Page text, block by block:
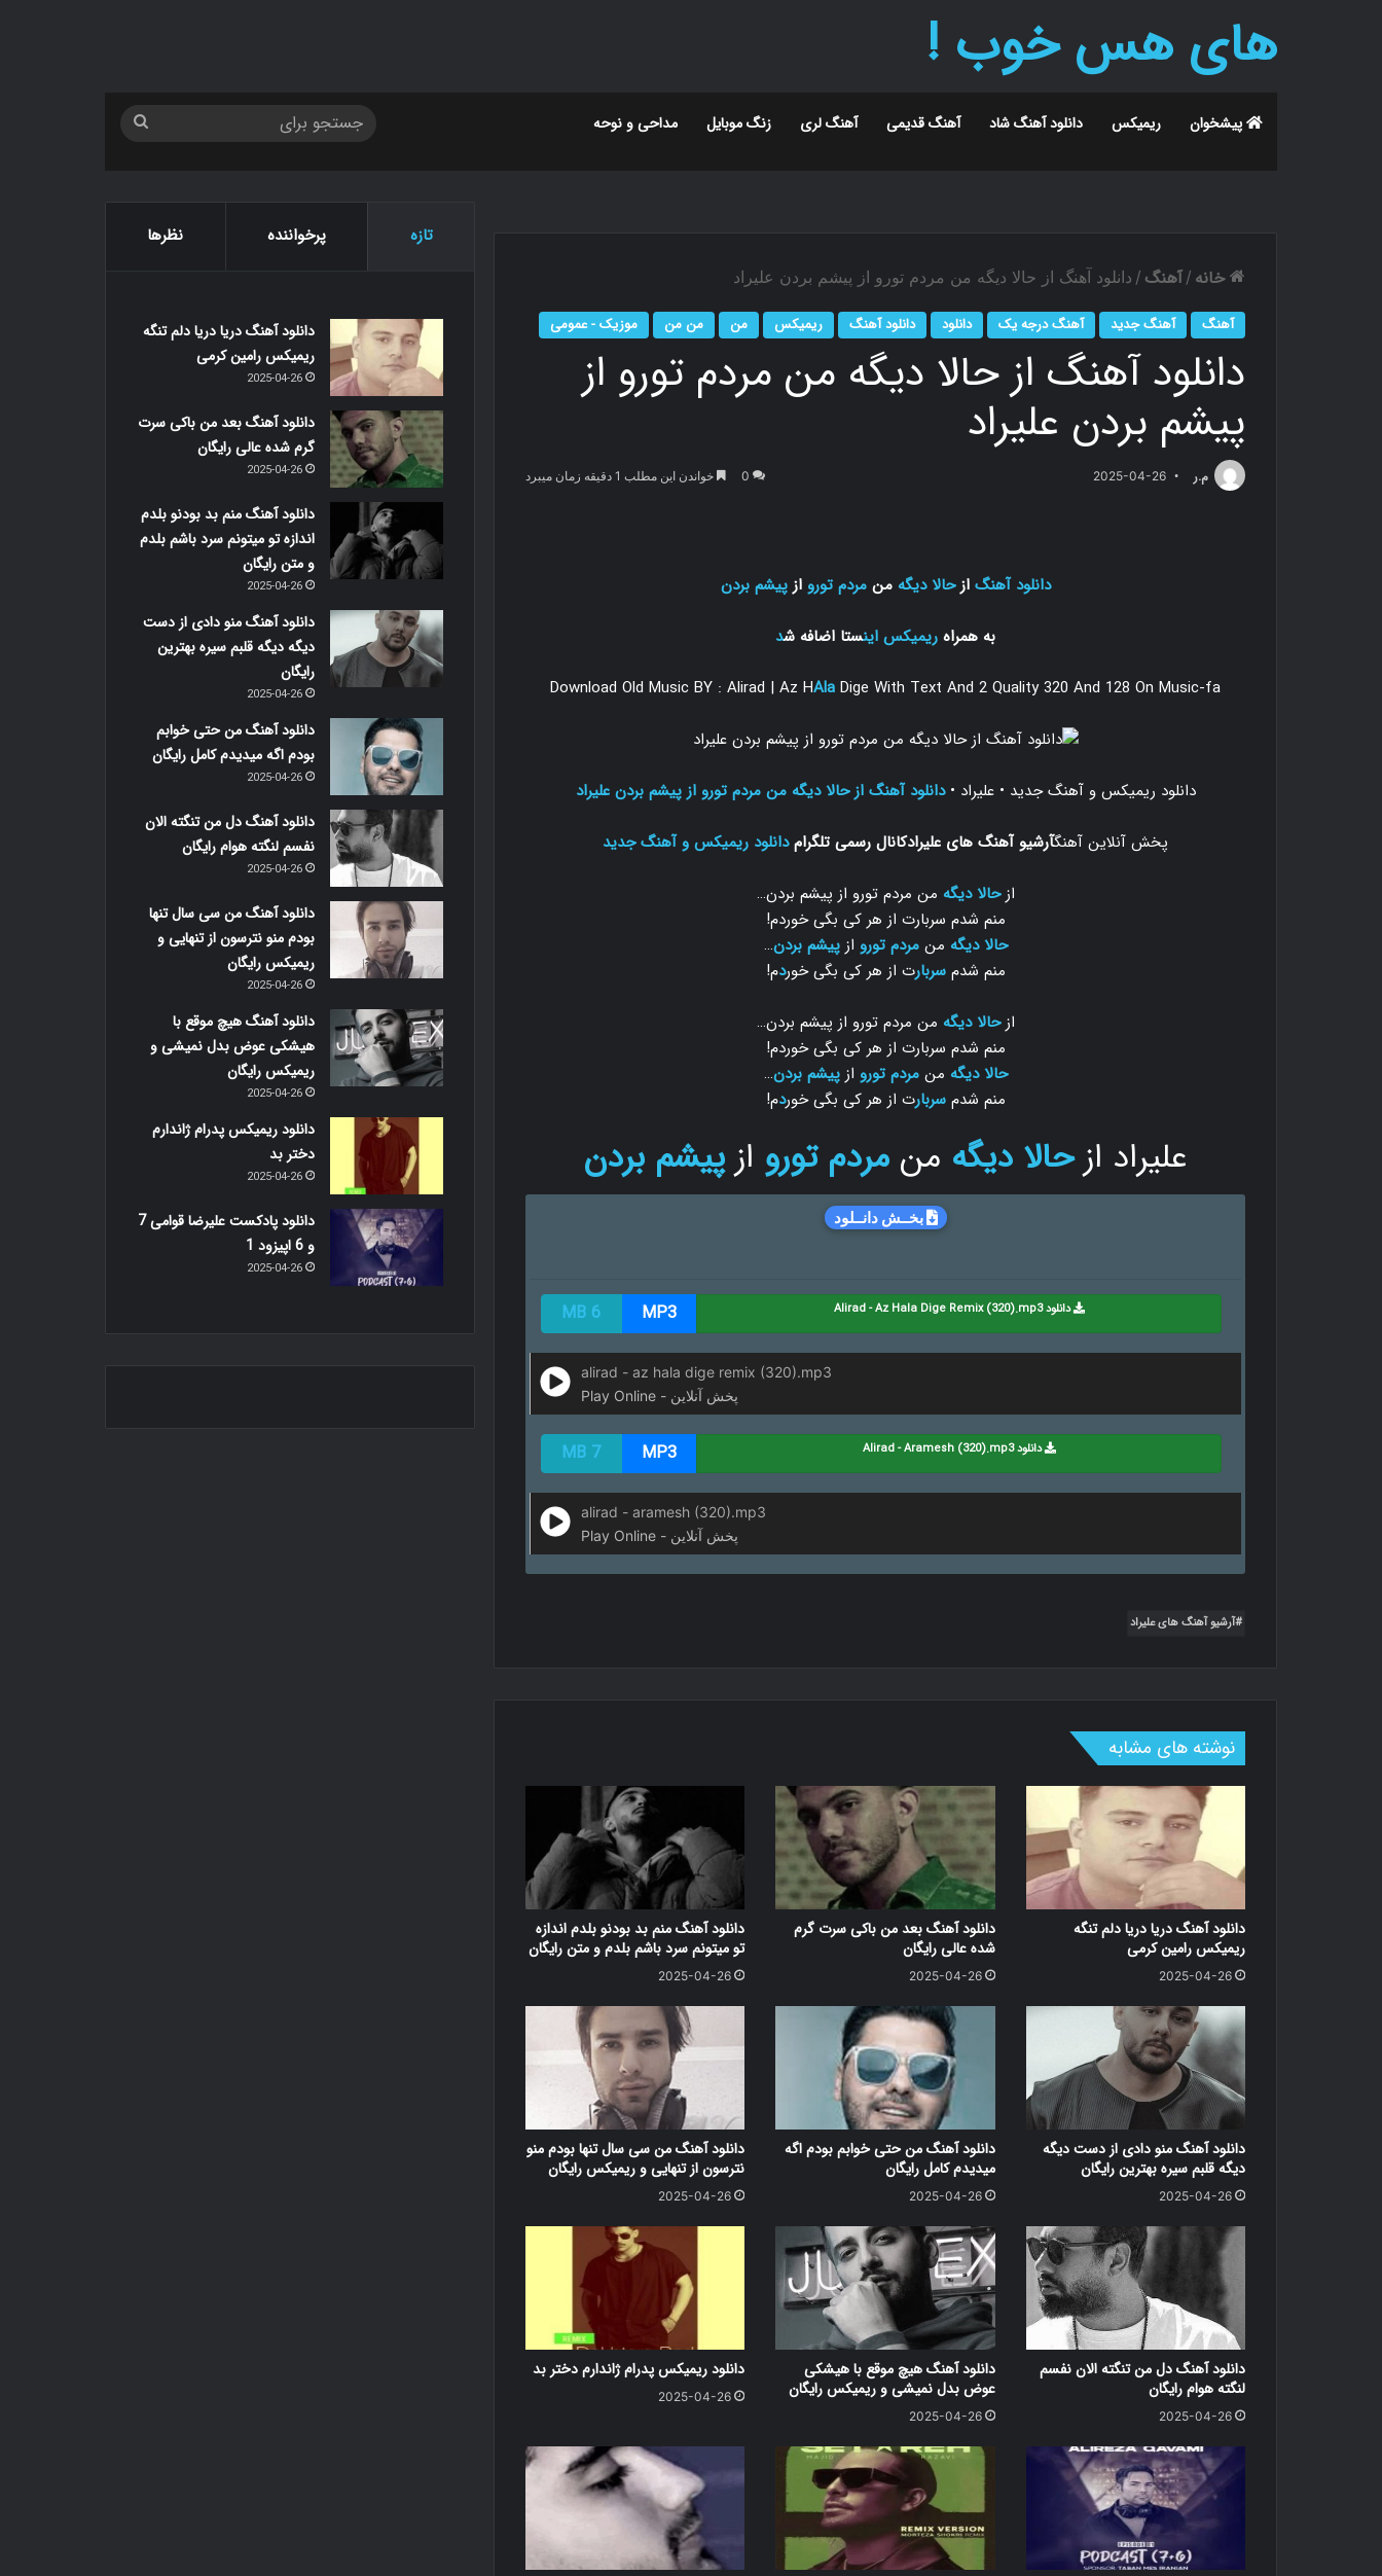
های هس خوب !
پیشخوان ریمیکس دانلود آهنگ شاد آهنگ قدیمی آهنگ لری زنگ موبایل مداحی و نوحه
خانه / آهنگ / دانلود آهنگ از حالا دیگه من مردم تورو از پیشم بردن علیراد
آهنگ آهنگ جدید آهنگ درجه یک دانلود دانلود آهنگ ریمیکس من من من موزیک - عمومی
دانلود آهنگ از حالا دیگه من مردم تورو از
پیشم بردن علیراد
م.ر 2025-04-26
0 خواندن این مطلب 1 دقیقه زمان میبرد
دانلود آهنگ ازحالا دیگه منمردم تورو ازپیشم بردن
به همراه ریمیکس اینستا اضافه شد
Download Old Music BY : Alirad | Az HAla Dige With Text And 2 Quality 320 And 128 On Music-fa
دانلود ریمیکس و آهنگ جدید •علیراد •دانلود آهنگ از حالا دیگه من مردم تورو از پیشم بردن علیراد
پخش آنلاین آهنگآرشیو آهنگ های علیرادکانال رسمی تلگرامدانلود ریمیکس و آهنگ جدید
ازحالا دیگه من مردم تورو از پیشم بردن…
منم شدم سربارت از هر کی بگی خوردم!
حالا دیگه منمردم تورو ازپیشم بردن…
منم شدمسربارت از هر کی بگی خوردم!
ازحالا دیگه من مردم تورو از پیشم بردن…
منم شدم سربارت از هر کی بگی خوردم!
حالا دیگه منمردم تورو ازپیشم بردن…
منم شدمسربارت از هر کی بگی خوردم!
علیراد ازحالا دیگه منمردم تورو ازپیشم بردن
بخــش دانــلود
دانلود Alirad - Az Hala Dige Remix (320).mp3 MP3
6 MB
alirad - az hala dige remix (320).mp3
Play Online - پخش آنلاین
دانلود Alirad - Aramesh (320).mp3 MP3
7 MB
alirad - aramesh (320).mp3
Play Online - پخش آنلاین
آرشیو آهنگ های علیراد
نوشته های مشابه
دانلود آهنگ دریا دریا دلم تنگه
ریمیکس رامین کرمی
2025-04-26
دانلود آهنگ بعد من باکی سرت گرم
شده عالی رایگان
2025-04-26
دانلود آهنگ منم بد بودنو بلدم اندازه
تو میتونم سرد باشم بلدم و متن رایگان
2025-04-26
دانلود آهنگ منو دادی از دست دیگه
دیگه قلبم سیره بهترین رایگان
2025-04-26
دانلود آهنگ من حتی خوابم بودم اگه
میدیدم کامل رایگان
2025-04-26
دانلود آهنگ من سی سال تنها بودم منو
نترسون از تنهایی و ریمیکس رایگان
2025-04-26
دانلود آهنگ دل من تنگته الان نفسم
لنگته هوام رایگان
2025-04-26
دانلود آهنگ هیچ موقع با هیشکی
عوض بدل نمیشی و ریمیکس رایگان
2025-04-26
دانلود ریمیکس پدرام ژاندارم دختر بد
2025-04-26
تازه پرخواننده نظرها
دانلود آهنگ دریا دریا دلم تنگه
ریمیکس رامین کرمی
2025-04-26
دانلود آهنگ بعد من باکی سرت
گرم شده عالی رایگان
2025-04-26
دانلود آهنگ منم بد بودنو بلدم
اندازه تو میتونم سرد باشم بلدم
و متن رایگان
2025-04-26
دانلود آهنگ منو دادی از دست
دیگه دیگه قلبم سیره بهترین
رایگان
2025-04-26
دانلود آهنگ من حتی خوابم
بودم اگه میدیدم کامل رایگان
2025-04-26
دانلود آهنگ دل من تنگته الان
نفسم لنگته هوام رایگان
2025-04-26
دانلود آهنگ من سی سال تنها
بودم منو نترسون از تنهایی و
ریمیکس رایگان
2025-04-26
دانلود آهنگ هیچ موقع با
هیشکی عوض بدل نمیشی و
ریمیکس رایگان
2025-04-26
دانلود ریمیکس پدرام ژاندارم
دختر بد
2025-04-26
دانلود پادکست علیرضا قوامی 7
و 6 اپیزود 1
2025-04-26